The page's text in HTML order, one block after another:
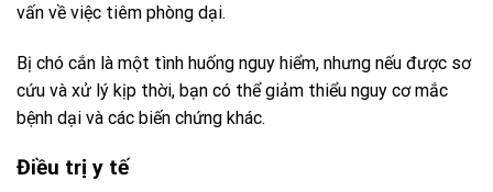
vấn về việc tiêm phòng dại.
Bị chó cắn là một tình huống nguy hiểm, nhưng nếu được sơ
cứu và xử lý kịp thời, bạn có thể giảm thiểu nguy cơ mắc
bệnh dại và các biến chứng khác.
Điều trị y tế